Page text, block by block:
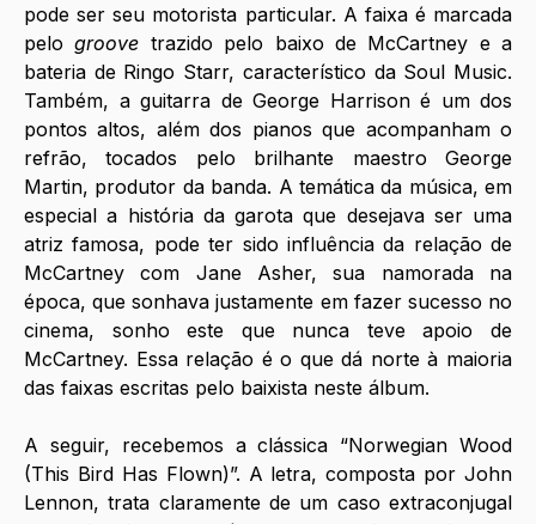
pode ser seu motorista particular. A faixa é marcada
pelo groove trazido pelo baixo de McCartney e a
bateria de Ringo Starr, característico da Soul Music.
Também, a guitarra de George Harrison é um dos
pontos altos, além dos pianos que acompanham o
refrão, tocados pelo brilhante maestro George
Martin, produtor da banda. A temática da música, em
especial a história da garota que desejava ser uma
atriz famosa, pode ter sido influência da relação de
McCartney com Jane Asher, sua namorada na
época, que sonhava justamente em fazer sucesso no
cinema, sonho este que nunca teve apoio de
McCartney. Essa relação é o que dá norte à maioria
das faixas escritas pelo baixista neste álbum.
A seguir, recebemos a clássica “Norwegian Wood
(This Bird Has Flown)”. A letra, composta por John
Lennon, trata claramente de um caso extraconjugal